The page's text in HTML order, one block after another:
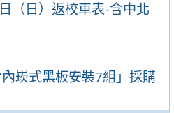
（日）返校車表-含中北
內崁式黑板安裝7組」採購